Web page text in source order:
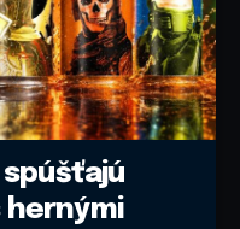
spúšťajú
hernými